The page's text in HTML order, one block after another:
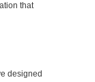
that
designed